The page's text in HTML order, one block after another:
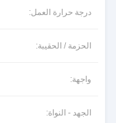
درجة حرارة العمل:
الحزمة / الحقيبة:
واجهة:
الجهد - النواة: